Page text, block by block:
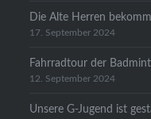
Die Alte Herren
17. September 2024
Fahrradtour der
12. September 2024
Unsere G-Jugend ist